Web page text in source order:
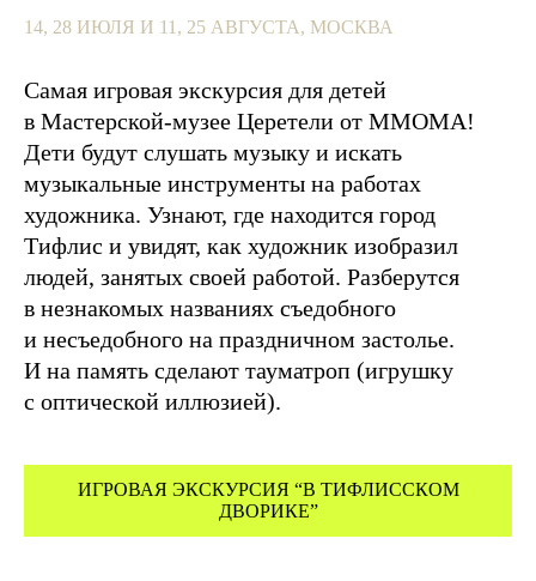
14, 28 ИЮЛЯ И 11, 25 АВГУСТА, МОСКВА
Самая игровая экскурсия для детей
в Мастерской-музее Церетели от ММОМА!
Дети будут слушать музыку и искать
музыкальные инструменты на работах
художника. Узнают, где находится город
Тифлис и увидят, как художник изобразил
людей, занятых своей работой. Разберутся
в незнакомых названиях съедобного
и несъедобного на праздничном застолье.
И на память сделают тауматроп (игрушку
с оптической иллюзией).
ИГРОВАЯ ЭКСКУРСИЯ “В ТИФЛИССКОМ
ДВОРИКЕ”